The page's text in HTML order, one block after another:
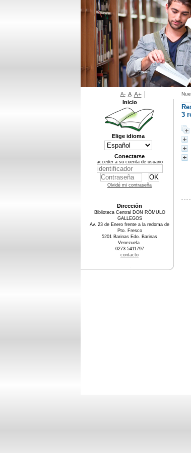
3
A- A A+
Inicio
Elige idioma
Conectarse
acceder a su cuenta de usuario
Olvidé mi contraseña
Dirección
Biblioteca Central DON RÓMULO
GALLEGOS
Av. 23 de Enero frente a la redoma de
Pto. Fresco
5201 Barinas Edo. Barinas
Venezuela
0273-5411797
contacto